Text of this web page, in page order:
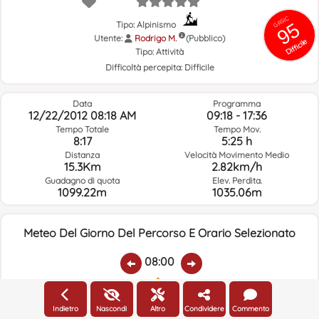
GRSIC
95
Difficile
Tipo: Alpinismo
Utente:
Rodrigo M.
(Pubblico)
Tipo: Attività
Difficoltà percepita: Difficile
Data
12/22/2012 08:18 AM
Tempo Totale
8:17
Distanza
15.3Km
Guadagno di quota
1099.22m
Programma
09:18 - 17:36
Tempo Mov.
5:25 h
Velocità Movimento Medio
2.82km/h
Elev. Perdita.
1035.06m
Meteo Del Giorno Del Percorso E Orario Selezionato
08:00
Temp.:
2.8ºC
Piovere:
0
Umidità Media:
84%
Velocità Vento:
6.8km/h
Indirizzo Vento:
Indietro Nascondi Altro Condividere Commento